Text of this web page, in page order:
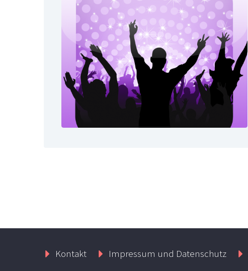
Kontakt Impressum und Datenschutz